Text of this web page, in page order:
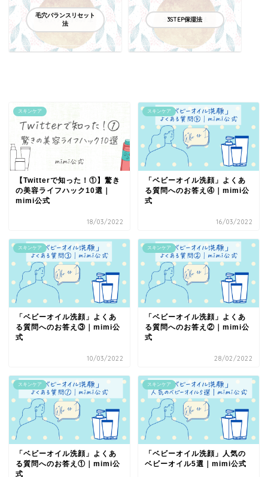
毛穴バランスリセット
法
3STEP保湿法
スキンケア
【Twitterで知った！①】驚き
の美容ライフハック10選｜
mimi公式
18/03/2022
スキンケア
「ベビーオイル洗顔」よくあ
る質問へのお答え④｜mimi公
式
16/03/2022
スキンケア
「ベビーオイル洗顔」よくあ
る質問へのお答え③｜mimi公
式
10/03/2022
スキンケア
「ベビーオイル洗顔」よくあ
る質問へのお答え②｜mimi公
式
28/02/2022
スキンケア
「ベビーオイル洗顔」よくあ
る質問へのお答え①｜mimi公
式
スキンケア
「ベビーオイル洗顔」人気の
ベビーオイル5選｜mimi公式